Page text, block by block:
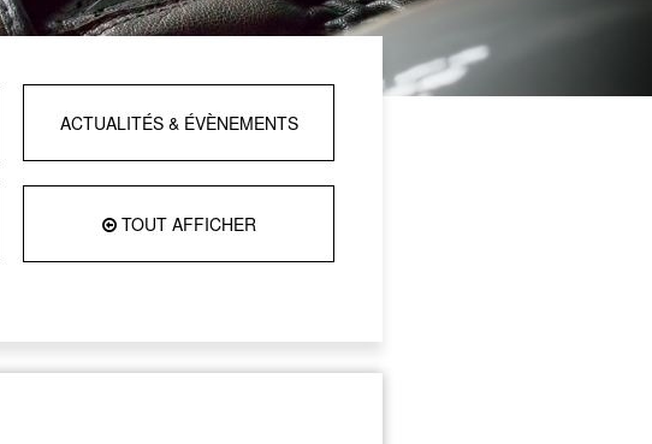
ACTUALITÉS & ÉVÈNEMENTS
TOUT AFFICHER